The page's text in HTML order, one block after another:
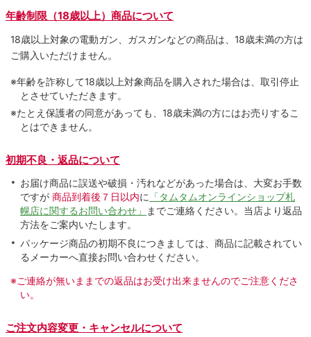
年齢制限（18歳以上）商品について
18歳以上対象の電動ガン、ガスガンなどの商品は、18歳未満の方は
ご購入いただけません。
※年齢を詐称して18歳以上対象商品を購入された場合は、取引停止
とさせていただきます。
※たとえ保護者の同意があっても、18歳未満の方にはお売りするこ
とはできません。
初期不良・返品について
お届け商品に誤送や破損・汚れなどがあった場合は、大変お手数
ですが 商品到着後７日以内に 「タムタムオンラインショップ札
幌店に関するお問い合わせ」
までご連絡ください。当店より返品
方法をご案内いたします。
パッケージ商品の初期不良につきましては、商品に記載されてい
るメーカーへ直接お問い合わせください。
※ご連絡が無いままでの返品はお受け出来ませんのでご注意くださ
い。
ご注文内容変更・キャンセルについて